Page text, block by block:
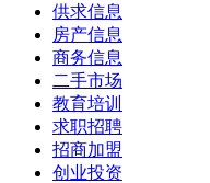
供求信息
房产信息
商务信息
二手市场
教育培训
求职招聘
招商加盟
创业投资